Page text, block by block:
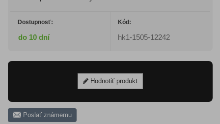
Dostupnosť:
do 10 dní
Kód:
hk1-1505-12242
Hodnotiť produkt
Poslať známemu